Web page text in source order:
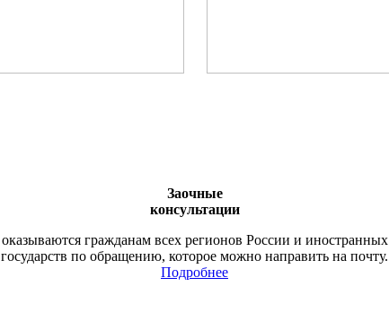
Заочные
консультации
оказываются гражданам всех регионов России и иностранных
государств по обращению, которое можно направить на почту.
Подробнее